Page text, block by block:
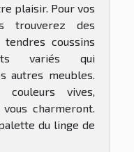
plaisir. Pour vos
trouverez des
coussins
variés qui
autres meubles.
vives,
charmeront.
du linge de